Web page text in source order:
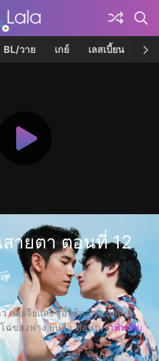
BL/วาย เกย์ เลสเบี้ยน เค
ายตา ตอนที่ 12
เผยเจียและซูอี้ใช้หลักฐานเสียง
ฉ่ของฟาง ยุ่นจือ ต่อหน... เพิ่มเติม